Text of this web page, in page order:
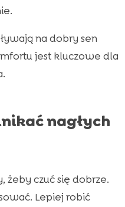
na dobry sen
jest kluczowe dla
nagłych
żeby czuć się dobrze.
Lepiej robić